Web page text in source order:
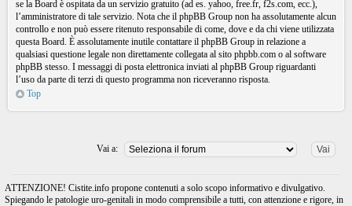
se la Board è ospitata da un servizio gratuito (ad es. yahoo, free.fr, f2s.com, ecc.),
l’amministratore di tale servizio. Nota che il phpBB Group non ha assolutamente alcun
controllo e non può essere ritenuto responsabile di come, dove e da chi viene utilizzata
questa Board. È assolutamente inutile contattare il phpBB Group in relazione a
qualsiasi questione legale non direttamente collegata al sito phpbb.com o al software
phpBB stesso. I messaggi di posta elettronica inviati al phpBB Group riguardanti
l’uso da parte di terzi di questo programma non riceveranno risposta.
Top
Vai a:
ATTENZIONE! Cistite.info propone contenuti a solo scopo informativo e divulgativo.
Spiegando le patologie uro-genitali in modo comprensibile a tutti, con attenzione e rigore, in